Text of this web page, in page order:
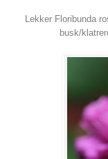
Lekker Floribunda
busk/